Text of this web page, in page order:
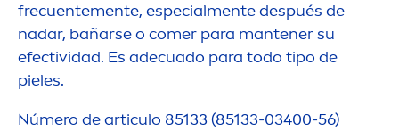
frecuentemente, especialmente después de
nadar, bañarse o comer para mantener su
efectividad. Es adecuado para todo tipo de
pieles.
Número de articulo 85133 (85133-03400-56)